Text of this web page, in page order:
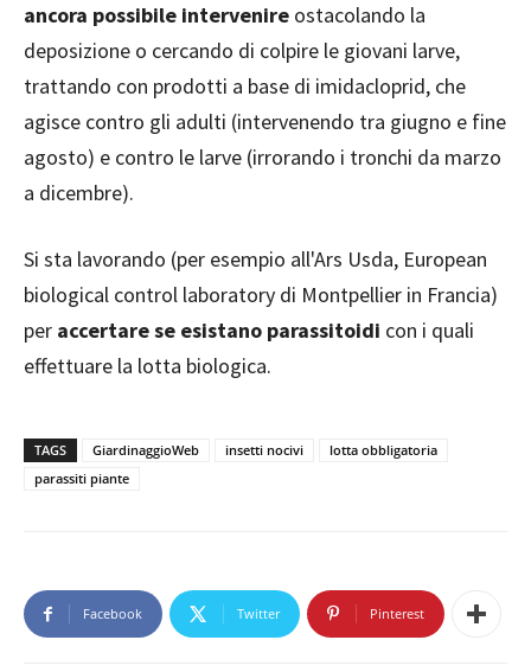
ancora possibile intervenire ostacolando la
deposizione o cercando di colpire le giovani larve,
trattando con prodotti a base di imidacloprid, che
agisce contro gli adulti (intervenendo tra giugno e fine
agosto) e contro le larve (irrorando i tronchi da marzo
a dicembre).
Si sta lavorando (per esempio all'Ars Usda, European
biological control laboratory di Montpellier in Francia)
per accertare se esistano parassitoidi con i quali
effettuare la lotta biologica.
TAGS GiardinaggioWeb insetti nocivi
lotta obbligatoria
parassiti piante
Facebook Twitter Pinterest